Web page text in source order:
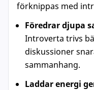
förknippas med
Föredrar djupa
Introverta trivs
diskussioner
sammanhang.
Laddar energi